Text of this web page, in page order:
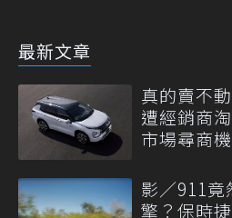
最新文章
真的賣不
遭經銷商
市場尋商機
影／911
擎？保時